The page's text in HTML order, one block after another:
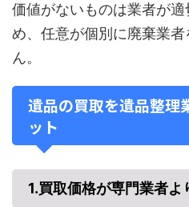
価値がないものは業者が
め、任意が個別に廃棄業
ん。
遺品の買取を遺品整理
ット
1.買取価格が専門業者よ